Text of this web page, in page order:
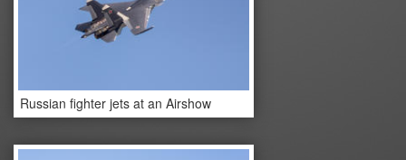
Russian fighter jets at an Airshow